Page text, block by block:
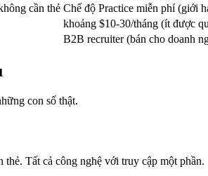
cần thẻ Chế độ Practice miễn phí (giới
khoảng $10-30/tháng (ít được
B2B recruiter (bán cho doanh
con số thật.
Tất cả công nghệ với truy cập một phần.